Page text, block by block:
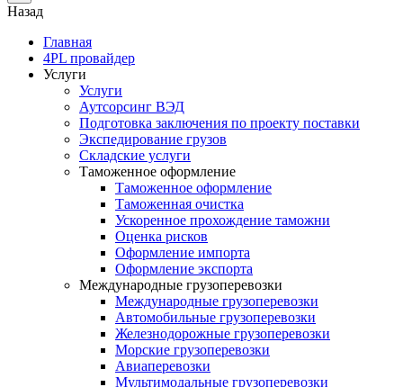
Назад
Главная
4PL провайдер
Услуги
Услуги
Аутсорсинг ВЭД
Подготовка заключения по проекту поставки
Экспедирование грузов
Складские услуги
Таможенное оформление
Таможенное оформление
Таможенная очистка
Ускоренное прохождение таможни
Оценка рисков
Оформление импорта
Оформление экспорта
Международные грузоперевозки
Международные грузоперевозки
Автомобильные грузоперевозки
Железнодорожные грузоперевозки
Морские грузоперевозки
Авиаперевозки
Мультимодальные грузоперевозки